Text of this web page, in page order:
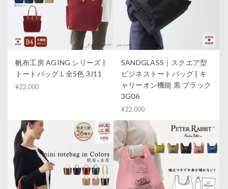
帆布工房 AGING シリーズ |
トートバッグ L 全5色 3J11
¥22,000
SANDGLASS｜スクエア型
ビジネストートバッグ | キ
ャリーオン機能 黒 ブラック
3G06
¥22,000